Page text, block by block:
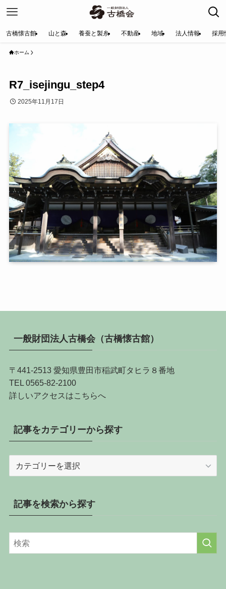
古橋懐古館 山と森 養蚕と製糸 不動産 地域 法人情報 採用
ホーム
R7_isejingu_step4
2025年11月17日
一般財団法人古橋会（古橋懐古館）
〒441-2513 愛知県豊田市稲武町タヒラ８番地
TEL 0565-82-2100
詳しいアクセスはこちらへ
記事をカテゴリーから探す
カ
テ
ー
記事を検索から探す